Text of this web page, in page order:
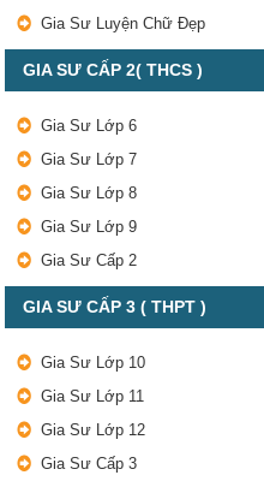
Gia Sư Luyện Chữ Đẹp
GIA SƯ CẤP 2( THCS )
Gia Sư Lớp 6
Gia Sư Lớp 7
Gia Sư Lớp 8
Gia Sư Lớp 9
Gia Sư Cấp 2
GIA SƯ CẤP 3 ( THPT )
Gia Sư Lớp 10
Gia Sư Lớp 11
Gia Sư Lớp 12
Gia Sư Cấp 3